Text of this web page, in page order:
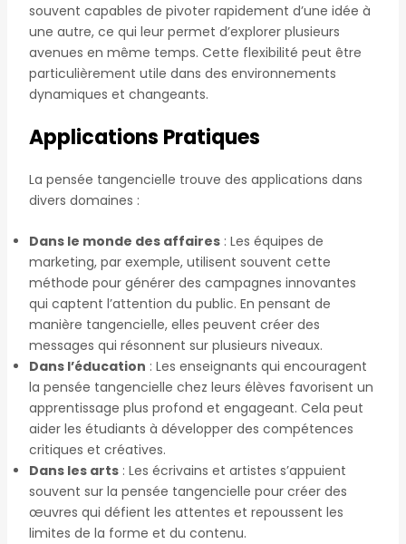
souvent capables de pivoter rapidement d’une idée à
une autre, ce qui leur permet d’explorer plusieurs
avenues en même temps. Cette flexibilité peut être
particulièrement utile dans des environnements
dynamiques et changeants.
Applications Pratiques
La pensée tangencielle trouve des applications dans
divers domaines :
Dans le monde des affaires: Les équipes de
marketing, par exemple, utilisent souvent cette
méthode pour générer des campagnes innovantes
qui captent l’attention du public. En pensant de
manière tangencielle, elles peuvent créer des
messages qui résonnent sur plusieurs niveaux.
Dans l’éducation : Les enseignants qui encouragent
la pensée tangencielle chez leurs élèves favorisent un
apprentissage plus profond et engageant. Cela peut
aider les étudiants à développer des compétences
critiques et créatives.
Dans les arts: Les écrivains et artistes s’appuient
souvent sur la pensée tangencielle pour créer des
œuvres qui défient les attentes et repoussent les
limites de la forme et du contenu.